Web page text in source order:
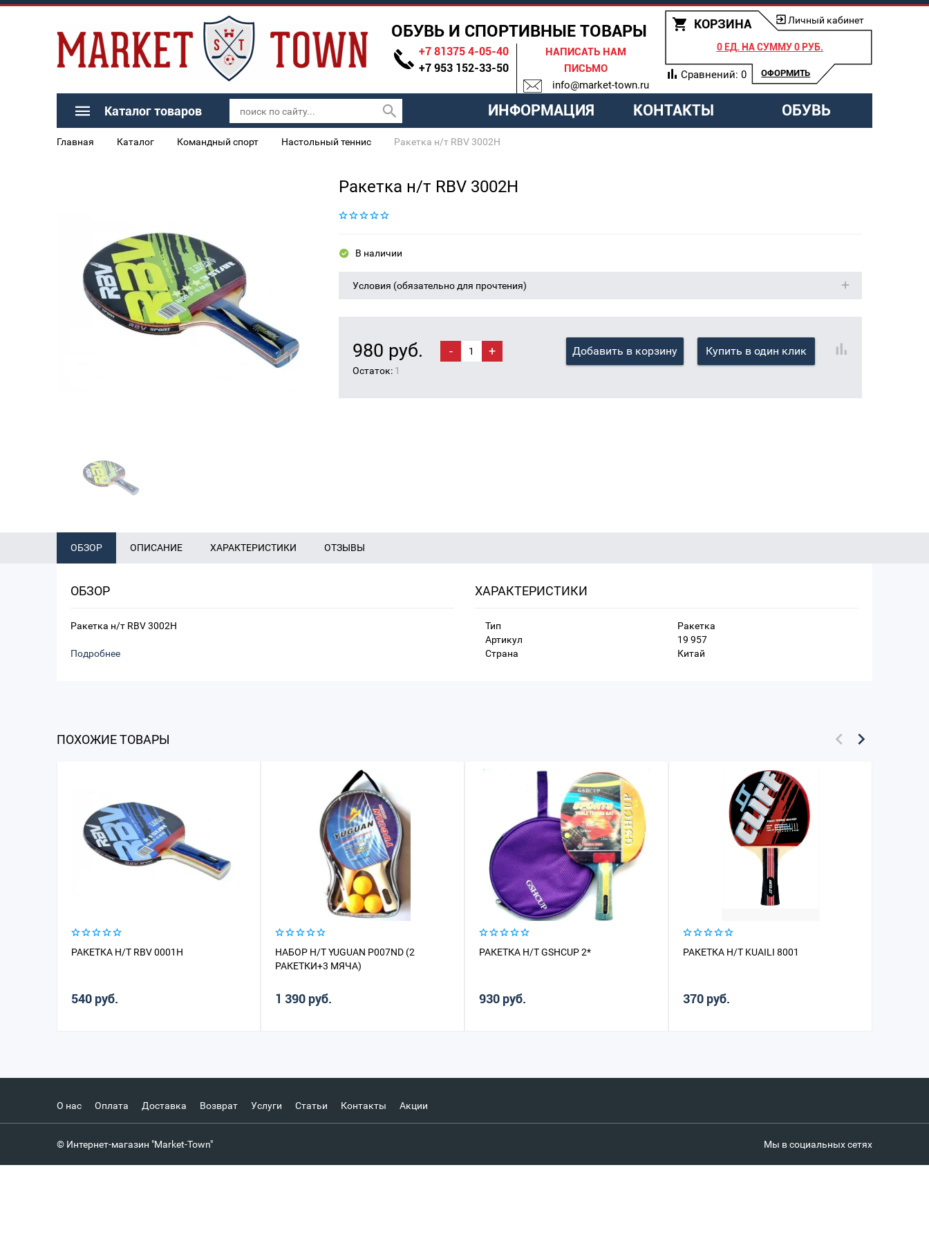
ОБУВЬ И СПОРТИВНЫЕ ТОВАРЫ
+7 81375 4-05-40
+7 953 152-33-50
НАПИСАТЬ НАМ
ПИСЬМО
info@market-town.ru
КОРЗИНА Личный кабинет
0 ЕД. НА СУММУ0 РУБ.
ОФОРМИТЬ
Сравнений: 0
Каталог товаров ИНФОРМАЦИЯ КОНТАКТЫ ОБУВЬ
Главная Каталог Командный спорт Настольный теннис Ракетка н/т RBV 3002H
Ракетка н/т RBV 3002H
В наличии
Условия (обязательно для прочтения)
980 руб.
Остаток: 1
- + Добавить в корзину Купить в один клик
ОБЗОР ОПИСАНИЕ ХАРАКТЕРИСТИКИ ОТЗЫВЫ
ОБЗОР
Ракетка н/т RBV 3002H
Подробнее
ХАРАКТЕРИСТИКИ
Тип
Ракетка
Артикул
19 957
Страна
Китай
ПОХОЖИЕ ТОВАРЫ
РАКЕТКА Н/Т RBV 0001H
540 руб.
НАБОР Н/Т YUGUAN P007ND (2
РАКЕТКИ+3 МЯЧА)
1 390 руб.
РАКЕТКА Н/Т GSHCUP 2*
930 руб.
РАКЕТКА Н/Т KUAILI 8001
370 руб.
О нас Оплата Доставка Возврат Услуги Статьи Контакты Акции
© Интернет-магазин "Market-Town" Мы в социальных сетях